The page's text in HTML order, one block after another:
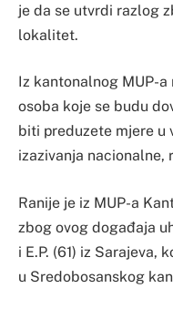
je da se utvrdi razlog
lokalitet.
Iz kantonalnog MUP-
osoba koje se budu
biti preduzete mjere u
izazivanja nacionalne,
Ranije je iz MUP-a
zbog ovog događaja
i E.P. (61) iz Sarajeva,
u Sredobosanskog